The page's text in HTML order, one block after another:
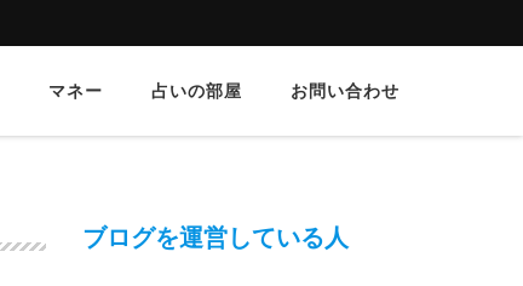
マネー 占いの部屋 お問い合わせ
ブログを運営している人